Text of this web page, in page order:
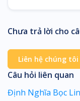
Chưa trả lời cho
Liên hệ chúng tôi
Câu hỏi liên quan
Định Nghĩa Bọc